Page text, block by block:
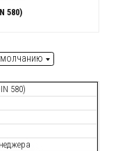
580)
580)